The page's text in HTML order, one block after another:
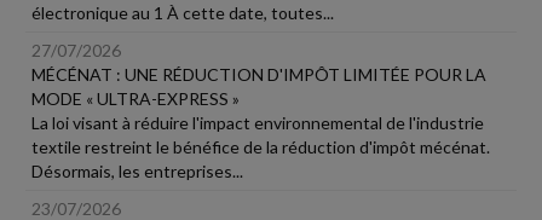
électronique au 1 À cette date, toutes...
27/07/2026
MÉCÉNAT : UNE RÉDUCTION D'IMPÔT LIMITÉE POUR LA
MODE « ULTRA-EXPRESS »
La loi visant à réduire l'impact environnemental de l'industrie
textile restreint le bénéfice de la réduction d'impôt mécénat.
Désormais, les entreprises...
23/07/2026